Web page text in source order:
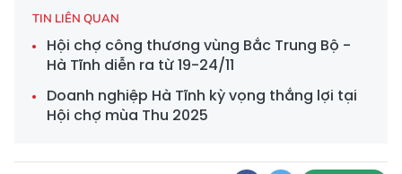
TIN LIÊN QUAN
Hội chợ công thương vùng Bắc Trung Bộ -
Hà Tĩnh diễn ra từ 19-24/11
Doanh nghiệp Hà Tĩnh kỳ vọng thắng lợi tại
Hội chợ mùa Thu 2025